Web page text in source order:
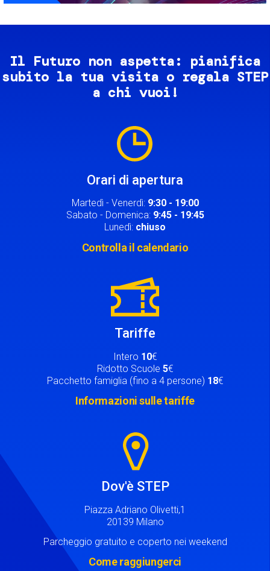
Il Futuro non aspetta: pianifica
subito la tua visita o regala STEP
a chi vuoi!
Orari di apertura
Martedì - Venerdì: 9:30 - 19:00
Sabato - Domenica: 9:45 - 19:45
Lunedì: chiuso
Controlla il calendario
Tariffe
Intero 10€
Ridotto Scuole 5€
Pacchetto famiglia (fino a 4 persone) 18€
Informazioni sulle tariffe
Dov'è STEP
Piazza Adriano Olivetti,1
20139 Milano
Parcheggio gratuito e coperto nei weekend
Come raggiungerci